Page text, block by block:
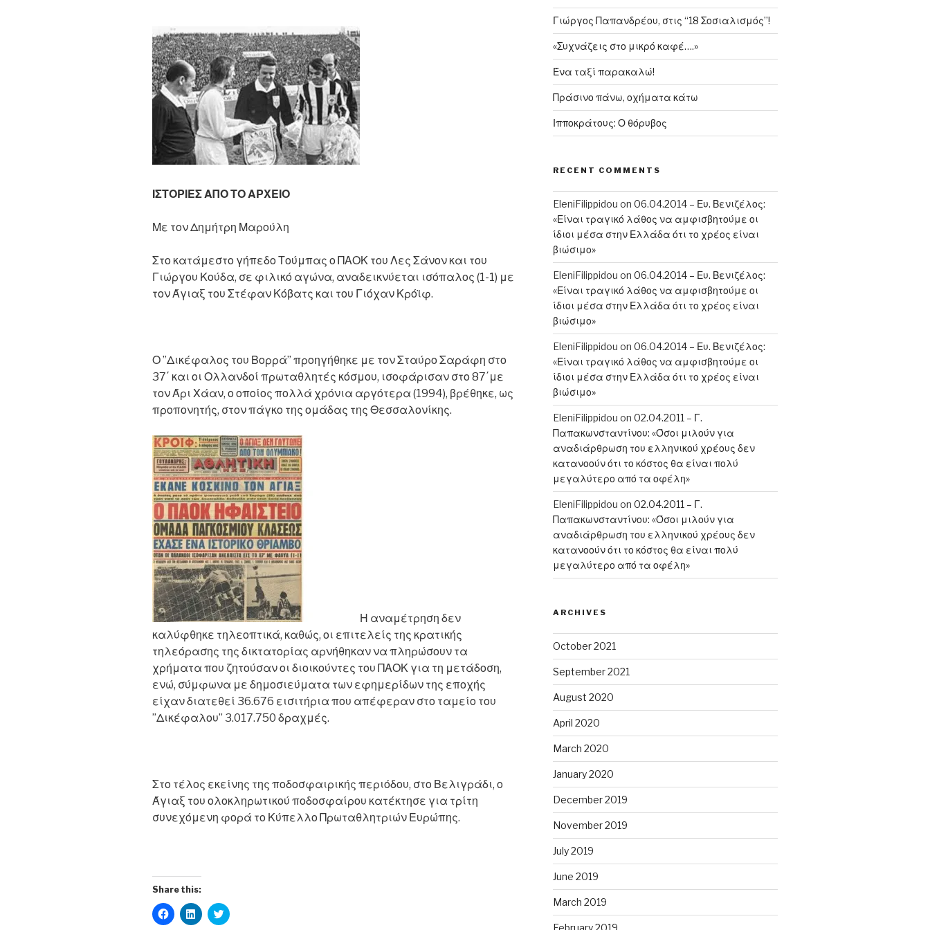
ΙΣΤΟΡΙΕΣ ΑΠΟ ΤΟ ΑΡΧΕΙΟ
Με τον Δημήτρη Μαρούλη
Στο κατάμεστο γήπεδο Τούμπας ο ΠΑΟΚ του Λες Σάνον και του
Γιώργου Κούδα, σε φιλικό αγώνα, αναδεικνύεται ισόπαλος (1-1) με
τον Άγιαξ του Στέφαν Κόβατς και του Γιόχαν Κρόϊφ.
Ο ”Δικέφαλος του Βορρά” προηγήθηκε με τον Σταύρο Σαράφη στο
37΄ και οι Ολλανδοί πρωταθλητές κόσμου, ισοφάρισαν στο 87΄με
τον Άρι Χάαν, ο οποίος πολλά χρόνια αργότερα (1994), βρέθηκε, ως
προπονητής, στον πάγκο της ομάδας της Θεσσαλονίκης.
Η αναμέτρηση δεν
καλύφθηκε τηλεοπτικά, καθώς, οι επιτελείς της κρατικής
τηλεόρασης της δικτατορίας αρνήθηκαν να πληρώσουν τα
χρήματα που ζητούσαν οι διοικούντες του ΠΑΟΚ για τη μετάδοση,
ενώ, σύμφωνα με δημοσιεύματα των εφημερίδων της εποχής
είχαν διατεθεί 36.676 εισιτήρια που απέφεραν στο ταμείο του
”Δικέφαλου” 3.017.750 δραχμές.
Στο τέλος εκείνης της ποδοσφαιρικής περιόδου, στο Βελιγράδι, ο
Άγιαξ του ολοκληρωτικού ποδοσφαίρου κατέκτησε για τρίτη
συνεχόμενη φορά το Κύπελλο Πρωταθλητριών Ευρώπης.
Share this:
C
l
C
l
C
l
Γιώργος Παπανδρέου, στις “18 Σοσιαλισμός”!
«Συχνάζεις στο μικρό καφέ….»
Ένα ταξί παρακαλώ!
Πράσινο πάνω, οχήματα κάτω
Ιπποκράτους: Ο θόρυβος
RECENT COMMENTS
EleniFilippidou on 06.04.2014 – Ευ. Βενιζέλος:
«Είναι τραγικό λάθος να αμφισβητούμε οι
ίδιοι μέσα στην Ελλάδα ότι το χρέος είναι
βιώσιμο»
EleniFilippidou on 06.04.2014 – Ευ. Βενιζέλος:
«Είναι τραγικό λάθος να αμφισβητούμε οι
ίδιοι μέσα στην Ελλάδα ότι το χρέος είναι
βιώσιμο»
EleniFilippidou on 06.04.2014 – Ευ. Βενιζέλος:
«Είναι τραγικό λάθος να αμφισβητούμε οι
ίδιοι μέσα στην Ελλάδα ότι το χρέος είναι
βιώσιμο»
EleniFilippidou on 02.04.2011 – Γ.
Παπακωνσταντίνου: «Όσοι μιλούν για
αναδιάρθρωση του ελληνικού χρέους δεν
κατανοούν ότι το κόστος θα είναι πολύ
μεγαλύτερο από τα οφέλη»
EleniFilippidou on 02.04.2011 – Γ.
Παπακωνσταντίνου: «Όσοι μιλούν για
αναδιάρθρωση του ελληνικού χρέους δεν
κατανοούν ότι το κόστος θα είναι πολύ
μεγαλύτερο από τα οφέλη»
ARCHIVES
October 2021
September 2021
August 2020
April 2020
March 2020
January 2020
December 2019
November 2019
July 2019
June 2019
March 2019